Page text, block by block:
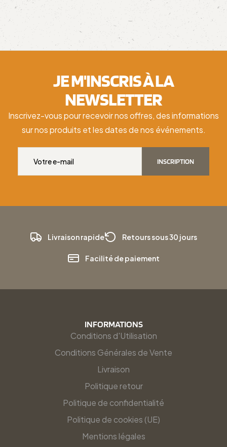
JE M'INSCRIS À LA
NEWSLETTER
Inscrivez-vous pour recevoir nos offres, des informations
sur nos produits et les dates de nos événements.
INSCRIPTION
Livraison rapide Retours sous 30 jours
Facilité de paiement
INFORMATIONS
Conditions d'Utilisation
Conditions Générales de Vente
Livraison
Politique retour
Politique de confidentialité
Politique de cookies (UE)
Mentions légales